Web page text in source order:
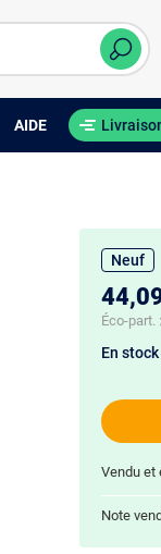
AIDE
Neuf
Éco-part. :
En stock
Vendu et
Note